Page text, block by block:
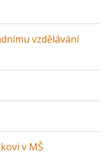
vzdělávání
v MŠ